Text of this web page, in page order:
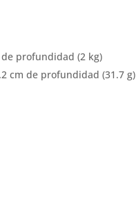
profundidad (2 kg)
cm de profundidad (31.7 g)